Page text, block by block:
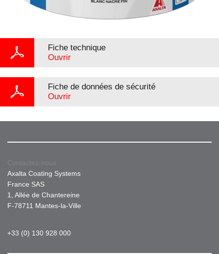
Fiche technique
Ouvrir
Fiche de données de sécurité
Ouvrir
Contactez-nous
Axalta Coating Systems
France SAS
1, Allée de Chantereine
F-78711 Mantes-la-Ville
+33 (0) 130 928 000